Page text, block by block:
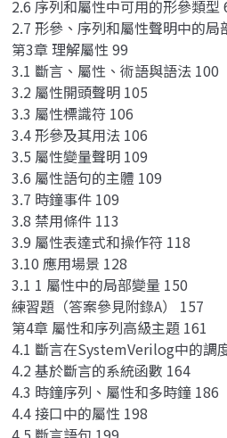
2.6 序列和屬性中可用的形參類型
2.7 形參、序列和屬性聲明中的局
第3章 理解屬性 99
3.1 斷言、屬性、術語與語法 100
3.2 屬性開頭聲明 105
3.3 屬性標識符 106
3.4 形參及其用法 106
3.5 屬性變量聲明 109
3.6 屬性語句的主體 109
3.7 時鐘事件 109
3.8 禁用條件 113
3.9 屬性表達式和操作符 118
3.10 應用場景 128
3.1 1 屬性中的局部變量 150
練習題（答案參見附錄A） 157
第4章 屬性和序列高級主題 161
4.1 斷言在SystemVerilog中的調
4.2 基於斷言的系統函數 164
4.3 時鐘序列、屬性和多時鐘 186
4.4 接口中的屬性 198